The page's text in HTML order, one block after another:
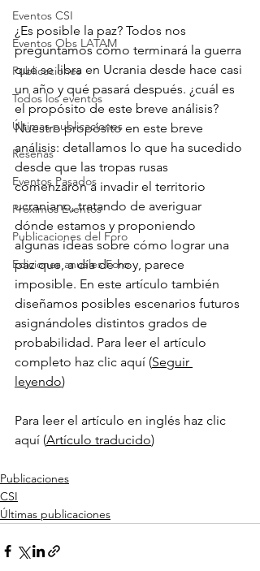
Eventos CSI
Eventos Obs LATAM
Publicaciones
Todos los eventos
Últimas publicaciones
Reseñas
Eventos Pasados
Próximos Eventos
Publicaciones del Foro
Ediciones anuales Foro
¿Es posible la paz? Todos nos
preguntamos cómo terminará la guerra
que se libra en Ucrania desde hace casi
un año y qué pasará después. ¿cuál es
el propósito de este breve análisis?
Nuestro propósito en este breve
análisis: detallamos lo que ha sucedido
desde que las tropas rusas
comenzaron a invadir el territorio
ucraniano, tratando de averiguar
dónde estamos y proponiendo
algunas ideas sobre cómo lograr una
paz que, a día de hoy, parece
imposible. En este artículo también
diseñamos posibles escenarios futuros
asignándoles distintos grados de
probabilidad. Para leer el artículo
completo haz clic aquí (Seguir
leyendo)
Para leer el artículo en inglés haz clic
aquí (Artículo traducido)
Publicaciones
CSI
Últimas publicaciones